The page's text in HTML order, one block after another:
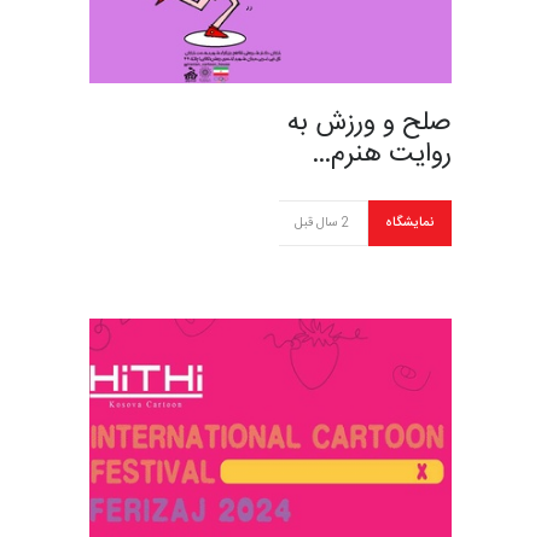
صلح و ورزش به
روایت هنرم…
نمایشگاه 2 سال قبل